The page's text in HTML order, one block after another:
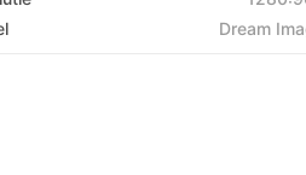
Dream